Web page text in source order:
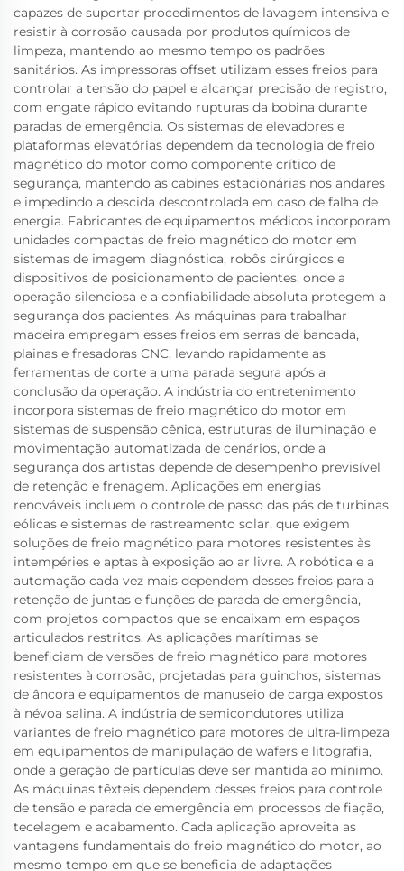
capazes de suportar procedimentos de lavagem intensiva e
resistir à corrosão causada por produtos químicos de
limpeza, mantendo ao mesmo tempo os padrões
sanitários. As impressoras offset utilizam esses freios para
controlar a tensão do papel e alcançar precisão de registro,
com engate rápido evitando rupturas da bobina durante
paradas de emergência. Os sistemas de elevadores e
plataformas elevatórias dependem da tecnologia de freio
magnético do motor como componente crítico de
segurança, mantendo as cabines estacionárias nos andares
e impedindo a descida descontrolada em caso de falha de
energia. Fabricantes de equipamentos médicos incorporam
unidades compactas de freio magnético do motor em
sistemas de imagem diagnóstica, robôs cirúrgicos e
dispositivos de posicionamento de pacientes, onde a
operação silenciosa e a confiabilidade absoluta protegem a
segurança dos pacientes. As máquinas para trabalhar
madeira empregam esses freios em serras de bancada,
plainas e fresadoras CNC, levando rapidamente as
ferramentas de corte a uma parada segura após a
conclusão da operação. A indústria do entretenimento
incorpora sistemas de freio magnético do motor em
sistemas de suspensão cênica, estruturas de iluminação e
movimentação automatizada de cenários, onde a
segurança dos artistas depende de desempenho previsível
de retenção e frenagem. Aplicações em energias
renováveis incluem o controle de passo das pás de turbinas
eólicas e sistemas de rastreamento solar, que exigem
soluções de freio magnético para motores resistentes às
intempéries e aptas à exposição ao ar livre. A robótica e a
automação cada vez mais dependem desses freios para a
retenção de juntas e funções de parada de emergência,
com projetos compactos que se encaixam em espaços
articulados restritos. As aplicações marítimas se
beneficiam de versões de freio magnético para motores
resistentes à corrosão, projetadas para guinchos, sistemas
de âncora e equipamentos de manuseio de carga expostos
à névoa salina. A indústria de semicondutores utiliza
variantes de freio magnético para motores de ultra-limpeza
em equipamentos de manipulação de wafers e litografia,
onde a geração de partículas deve ser mantida ao mínimo.
As máquinas têxteis dependem desses freios para controle
de tensão e parada de emergência em processos de fiação,
tecelagem e acabamento. Cada aplicação aproveita as
vantagens fundamentais do freio magnético do motor, ao
mesmo tempo em que se beneficia de adaptações